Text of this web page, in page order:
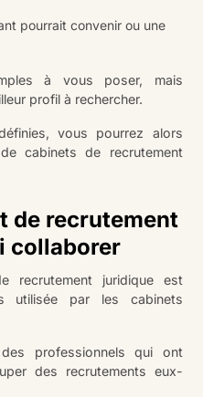
pourrait convenir ou une
à vous poser, mais
profil à rechercher.
vous pourrez alors
cabinets de recrutement
de recrutement
collaborer
recrutement juridique est
utilisée par les cabinets
professionnels qui ont
des recrutements eux-